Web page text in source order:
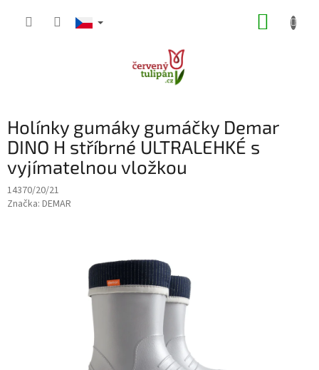
Holínky gumáky gumáčky Demar
DINO H stříbrné ULTRALEHKÉ s
vyjímatelnou vložkou
14370/20/21
Značka: DEMAR